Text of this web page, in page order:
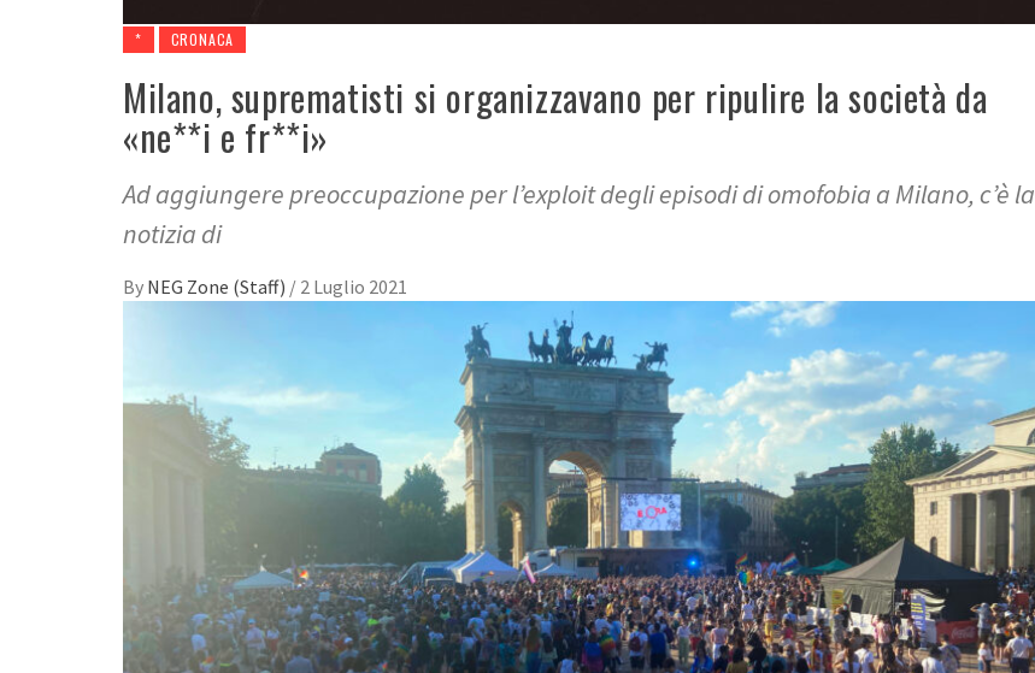
* CRONACA
Milano, suprematisti si organizzavano per ripulire la società da
«ne**i e fr**i»
Ad aggiungere preoccupazione per l’exploit degli episodi di omofobia a Milano, c’è la
notizia di
By NEG Zone (Staff) / 2 Luglio 2021